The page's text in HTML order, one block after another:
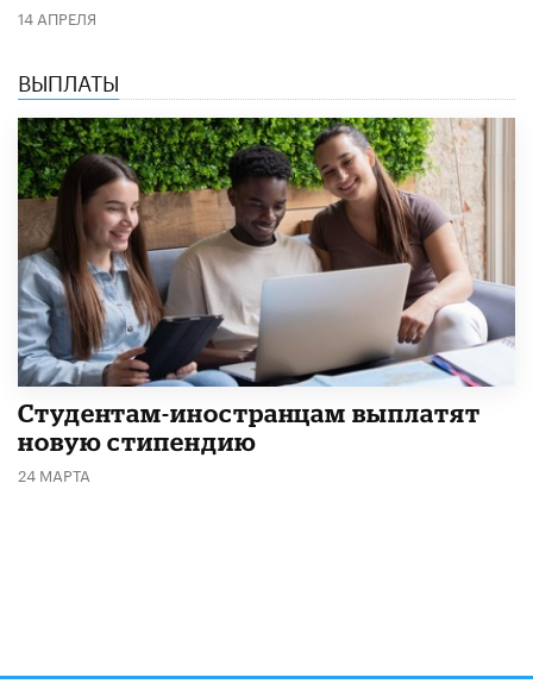
14 АПРЕЛЯ
ВЫПЛАТЫ
Студентам-иностранцам выплатят
новую стипендию
24 МАРТА